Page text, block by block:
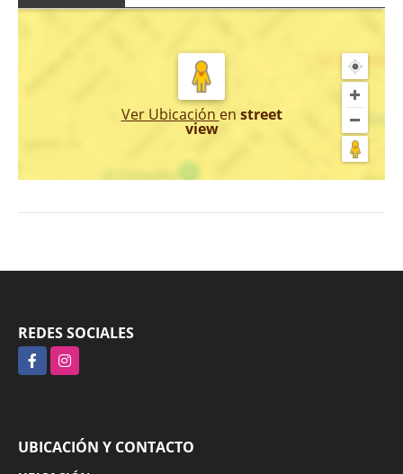
Ver Ubicación en street
view
REDES SOCIALES
FacebookInstagram
UBICACIÓN Y CONTACTO